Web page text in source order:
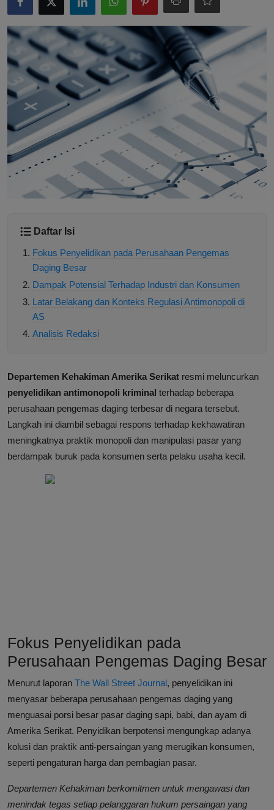
Daftar Isi
Fokus Penyelidikan pada Perusahaan Pengemas
Daging Besar
Dampak Potensial Terhadap Industri dan Konsumen
Latar Belakang dan Konteks Regulasi Antimonopoli di
AS
Analisis Redaksi
Departemen Kehakiman Amerika Serikat resmi meluncurkan
penyelidikan antimonopoli kriminal terhadap beberapa
perusahaan pengemas daging terbesar di negara tersebut.
Langkah ini diambil sebagai respons terhadap kekhawatiran
meningkatnya praktik monopoli dan manipulasi pasar yang
berdampak buruk pada konsumen serta pelaku usaha kecil.
Fokus Penyelidikan pada
Perusahaan Pengemas Daging Besar
Menurut laporan The Wall Street Journal, penyelidikan ini
menyasar beberapa perusahaan pengemas daging yang
menguasai porsi besar pasar daging sapi, babi, dan ayam di
Amerika Serikat. Penyidikan berpotensi mengungkap adanya
kolusi dan praktik anti-persaingan yang merugikan konsumen,
seperti pengaturan harga dan pembagian pasar.
Departemen Kehakiman berkomitmen untuk mengawasi dan
menindak tegas setiap pelanggaran hukum persaingan yang